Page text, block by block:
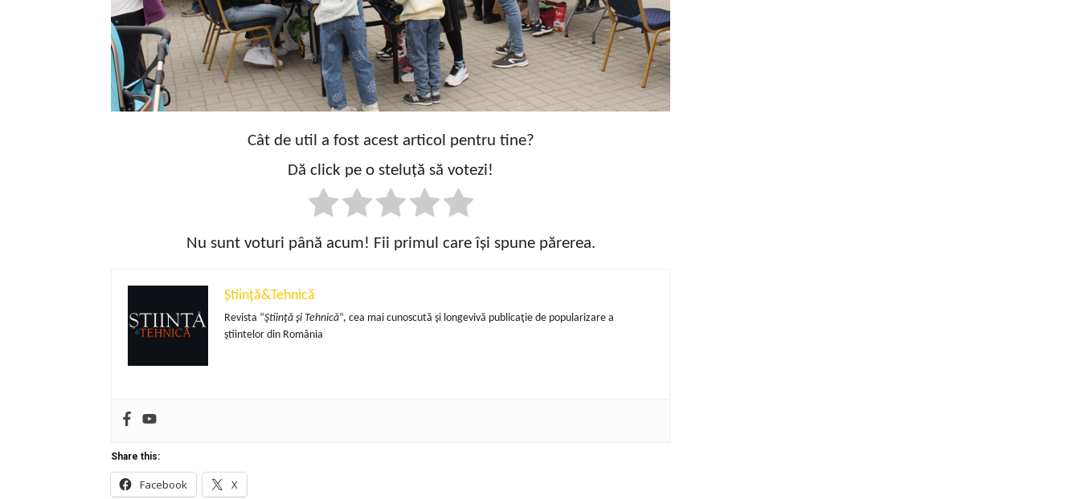
Cât de util a fost acest articol pentru tine?
Dă click pe o steluță să votezi!
Nu sunt voturi până acum! Fii primul care își spune părerea.
Știință&Tehnică
Revista “Ştiinţă şi Tehnică“, cea mai cunoscută şi longevivă publicaţie de popularizare a
ştiintelor din România
Share this:
Facebook X